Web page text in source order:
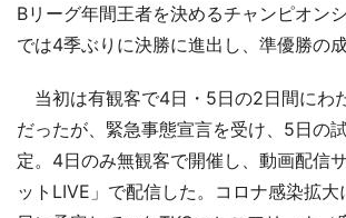
Bリーグ年間王者を決めるチャンピオン
では4季ぶりに決勝に進出し、準優勝の成
当初は有観客で4日・5日の2日間にわ
だったが、緊急事態宣言を受け、5日の
定。4日のみ無観客で開催し、動画配信
ットLIVE」で配信した。コロナ感染拡大